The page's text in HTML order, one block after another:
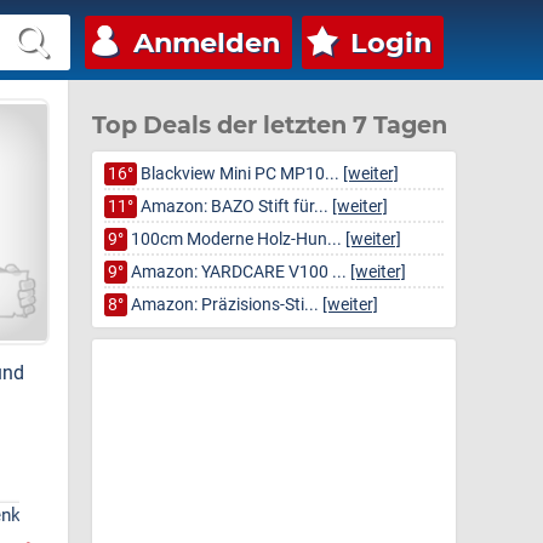
Anmelden Login
Top Deals der letzten 7 Tagen
16° Blackview Mini PC MP10... [weiter]
11° Amazon: BAZO Stift für... [weiter]
9° 100cm Moderne Holz-Hun... [weiter]
9° Amazon: YARDCARE V100 ... [weiter]
8° Amazon: Präzisions-Sti... [weiter]